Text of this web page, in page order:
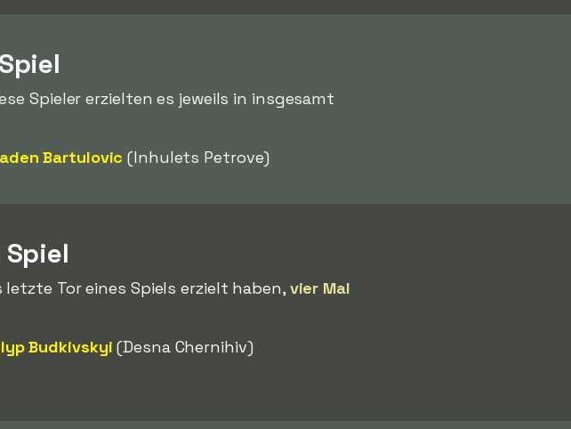
Spieler erzielten es jeweils in insgesamt
Bartulovic (Inhulets Petrove)
Tor eines Spiels erzielt haben, vier Mal
Budkivskyi (Desna Chernihiv)